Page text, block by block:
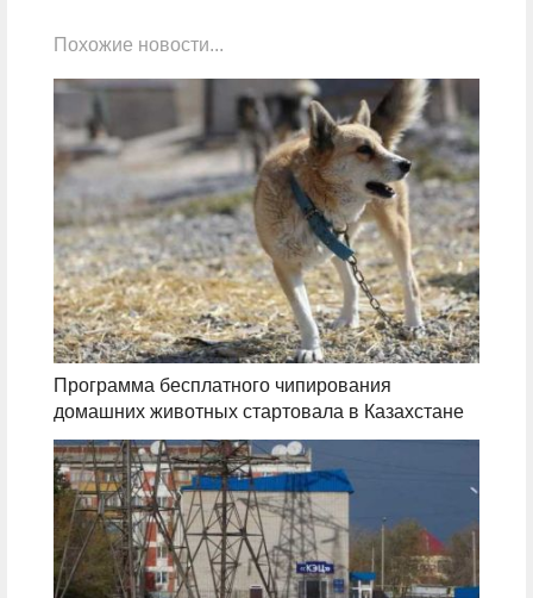
Похожие новости...
Программа бесплатного чипирования
домашних животных стартовала в Казахстане